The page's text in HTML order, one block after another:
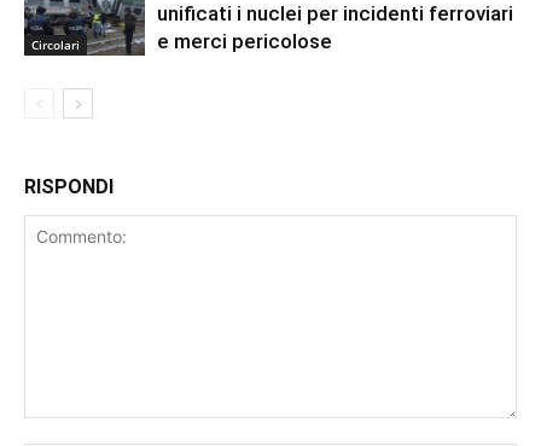
Circolari
unificati i nuclei per incidenti ferroviari
e merci pericolose
RISPONDI